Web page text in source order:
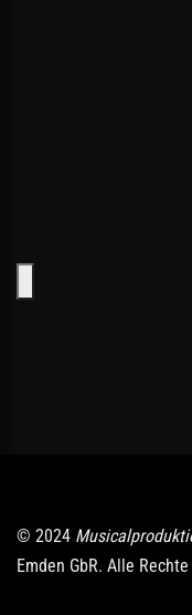
© 2024
Emden GbR. Alle